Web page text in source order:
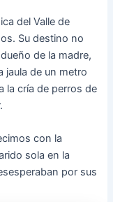
del Valle de
Su destino no
de la madre,
jaula de un metro
la cría de perros de
con la
sola en la
por sus